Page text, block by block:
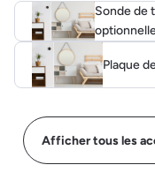
Sonde de
Plaque
Afficher tous les